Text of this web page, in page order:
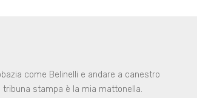
come Belinelli e andare a canestro
stampa è la mia mattonella.